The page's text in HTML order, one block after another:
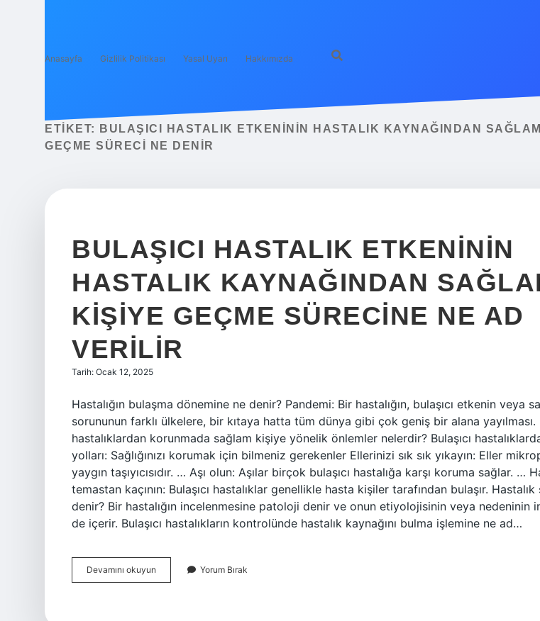
Anasayfa Gizlilik Politikası Yasal Uyarı Hakkımızda
ETIKET:
BULAŞICI HASTALIK ETKENININ HASTALIK KAYNAĞINDAN
GEÇME SÜRECI NE DENIR
BULAŞICI HASTALIK ETKENININ
HASTALIK KAYNAĞINDAN
KIŞIYE GEÇME SÜRECINE NE AD
VERILIR
Tarih: Ocak 12, 2025
Hastalığın bulaşma dönemine ne denir? Pandemi: Bir hastalığın, bulaşıcı etkenin veya
sorununun farklı ülkelere, bir kıtaya hatta tüm dünya gibi çok geniş bir alana yayılması.
hastalıklardan korunmada sağlam kişiye yönelik önlemler nelerdir? Bulaşıcı
yolları: Sağlığınızı korumak için bilmeniz gerekenler Ellerinizi sık sık yıkayın: Eller
yaygın taşıyıcısıdır. … Aşı olun: Aşılar birçok bulaşıcı hastalığa karşı koruma sağlar. …
temastan kaçının: Bulaşıcı hastalıklar genellikle hasta kişiler tarafından bulaşır.
denir? Bir hastalığın incelenmesine patoloji denir ve onun etiyolojisinin veya nedeninin
de içerir. Bulaşıcı hastalıkların kontrolünde hastalık kaynağını bulma işlemine ne ad…
Devamını okuyun
Hastalık
Yorum Bırak